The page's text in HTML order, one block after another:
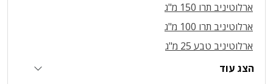
ארלוטיניב תרו 150 מ"ג
ארלוטיניב תרו 100 מ"ג
ארלוטיניב טבע 25 מ"ג
הצג עוד